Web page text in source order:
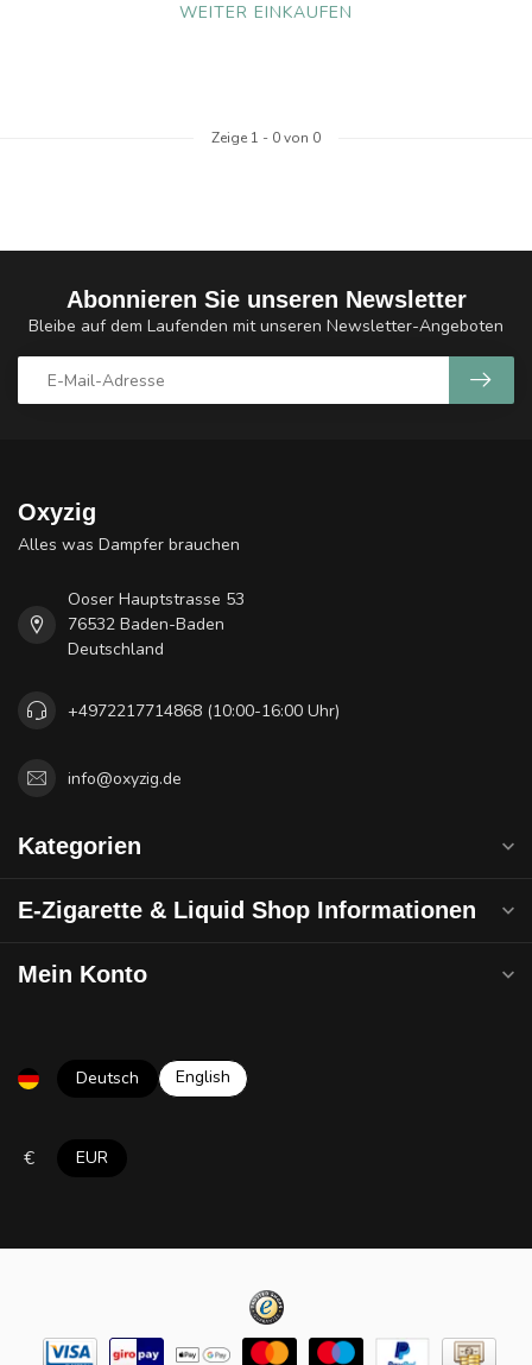
WEITER EINKAUFEN
Zeige 1 - 0von 0
Abonnieren Sie unseren Newsletter
Bleibe auf dem Laufenden mit unseren Newsletter-Angeboten
Oxyzig
Alles was Dampfer brauchen
Ooser Hauptstrasse 53
76532 Baden-Baden
Deutschland
+4972217714868 (10:00-16:00 Uhr)
info@oxyzig.de
Kategorien
E-Zigarette & Liquid Shop Informationen
Mein Konto
Deutsch English
€ EUR